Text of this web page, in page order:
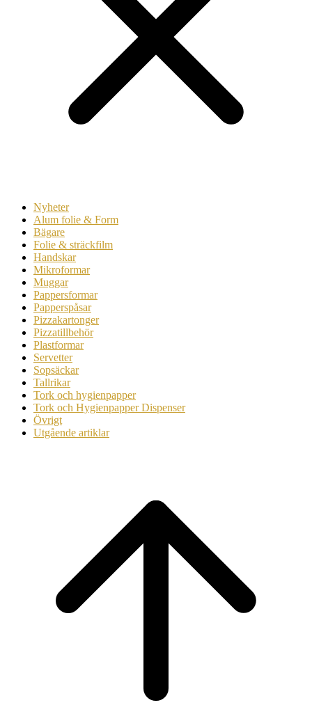
Nyheter
Alum folie & Form
Bägare
Folie & sträckfilm
Handskar
Mikroformar
Muggar
Pappersformar
Papperspåsar
Pizzakartonger
Pizzatillbehör
Plastformar
Servetter
Sopsäckar
Tallrikar
Tork och hygienpapper
Tork och Hygienpapper Dispenser
Övrigt
Utgående artiklar